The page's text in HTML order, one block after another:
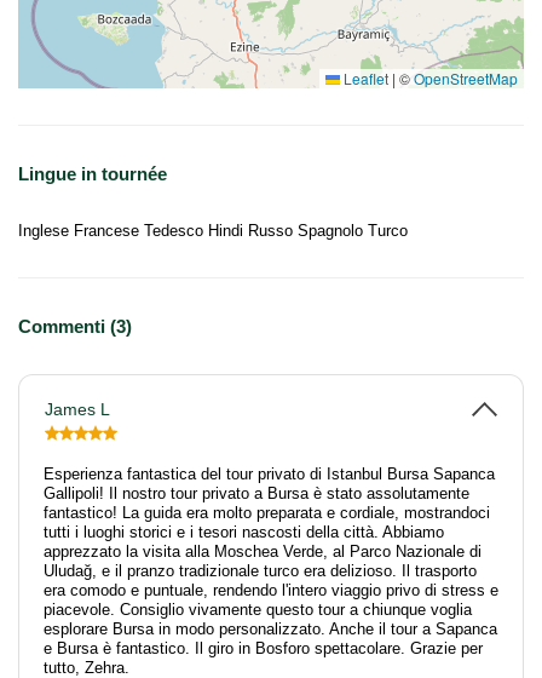
Leaflet | ©OpenStreetMap
Lingue in tournée
Inglese Francese Tedesco Hindi Russo Spagnolo Turco
Commenti (3)
James L
Esperienza fantastica del tour privato di Istanbul Bursa Sapanca
Gallipoli! Il nostro tour privato a Bursa è stato assolutamente
fantastico! La guida era molto preparata e cordiale, mostrandoci
tutti i luoghi storici e i tesori nascosti della città. Abbiamo
apprezzato la visita alla Moschea Verde, al Parco Nazionale di
Uludağ, e il pranzo tradizionale turco era delizioso. Il trasporto
era comodo e puntuale, rendendo l'intero viaggio privo di stress e
piacevole. Consiglio vivamente questo tour a chiunque voglia
esplorare Bursa in modo personalizzato. Anche il tour a Sapanca
e Bursa è fantastico. Il giro in Bosforo spettacolare. Grazie per
tutto, Zehra.